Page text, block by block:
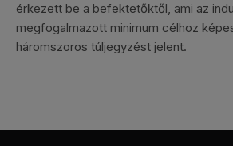
érkezett be a befektetőktől, ami az
megfogalmazott minimum célhoz
háromszoros túljegyzést jelent.